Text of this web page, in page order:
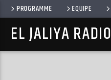
PROGRAMME EQUIPE
EL JALIYA RADIO